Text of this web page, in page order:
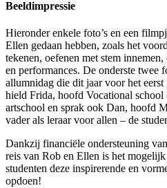
Beeldimpressie
Hieronder enkele foto’s en een
Ellen gedaan hebben, zoals het
tekenen, oefenen met stem
en performances. De onderste twee
allumnidag die dit jaar voor het
hield Frida, hoofd Vocational
artschool en sprak ook Dan, hoofd
vader als leraar voor allen – de
Dankzij financiële ondersteuning
reis van Rob en Ellen is het
studenten deze inspirerende en
opdoen!